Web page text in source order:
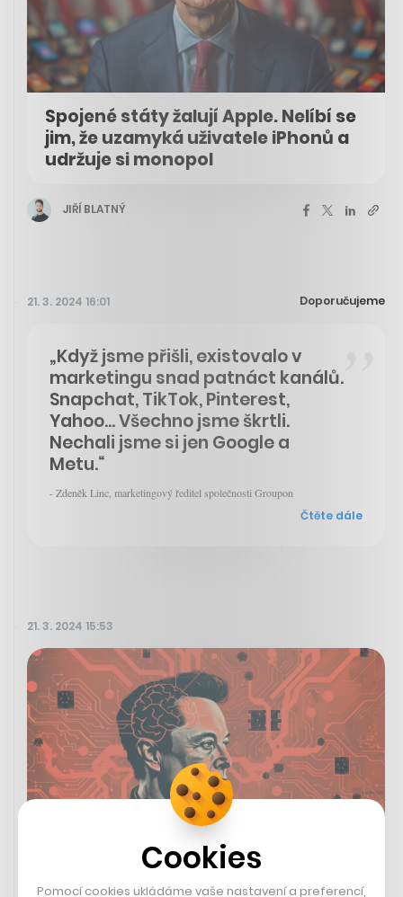
Spojené státy žalují Apple. Nelíbí se
jim, že uzamyká uživatele iPhonů a
udržuje si monopol
JIŘÍ BLATNÝ
21. 3. 2024 16:01 Doporučujeme
„Když jsme přišli, existovalo v
marketingu snad patnáct kanálů.
Snapchat, TikTok, Pinterest,
Yahoo... Všechno jsme škrtli.
Nechali jsme si jen Google a
Metu.“
- Zdeněk Linc, marketingový ředitel společnosti Groupon
Čtěte dále
21. 3. 2024 15:53
Jako ovládat Sílu. Neuralink ukázal
Cookies
Pomocí cookies ukládáme vaše nastavení a preferencí,